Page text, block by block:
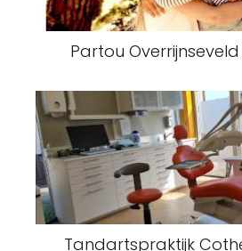
Partou
Tandartspraktijk